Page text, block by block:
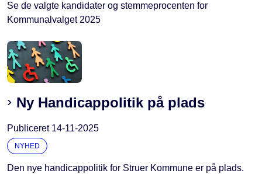
Se de valgte kandidater og stemmeprocenten for
Kommunalvalget 2025
Ny Handicappolitik på plads
Publiceret 14-11-2025
NYHED
Den nye handicappolitik for Struer Kommune er på plads.